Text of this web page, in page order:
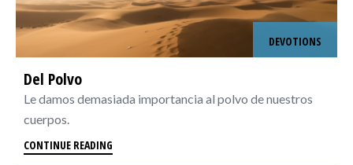
DEVOTIONS
Del Polvo
Le damos demasiada importancia al polvo de nuestros
cuerpos.
CONTINUE READING